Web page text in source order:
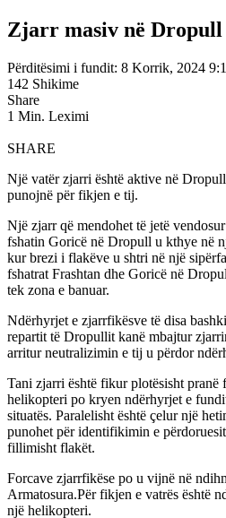
Zjarr masiv në Dropull
Përditësimi i fundit: 8 Korrik, 2024
142 Shikime
Share
1 Min. Leximi
SHARE
Një vatër zjarri është aktive në
punojnë për fikjen e tij.
Një zjarr që mendohet të jetë
fshatin Goricë në Dropull u kthye në
kur brezi i flakëve u shtri në një
fshatrat Frashtan dhe Goricë në
tek zona e banuar.
Ndërhyrjet e zjarrfikësve të disa
repartit të Dropullit kanë mbajtur
arritur neutralizimin e tij u përdor
Tani zjarri është fikur plotësisht pranë
helikopteri po kryen ndërhyrjet e
situatës. Paralelisht është çelur një
punohet për identifikimin e
fillimisht flakët.
Forcave zjarrfikëse po u vijnë në
Armatosura.Për fikjen e vatrës është
një helikopteri.